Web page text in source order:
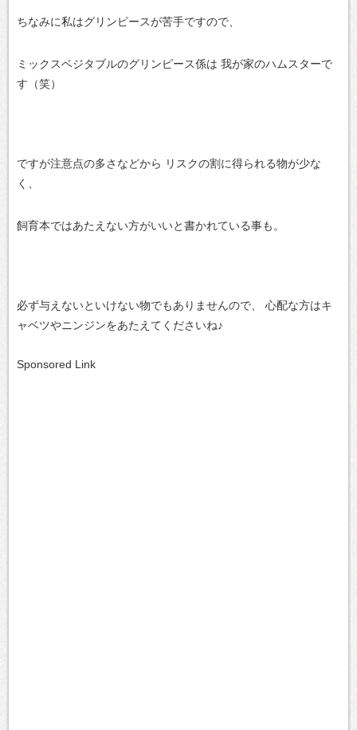
ちなみに私はグリンピースが苦手ですので、
ミックスベジタブルのグリンピース係は 我が家のハムスターで
す（笑）
ですが注意点の多さなどから リスクの割に得られる物が少な
く、
飼育本ではあたえない方がいいと書かれている事も。
必ず与えないといけない物でもありませんので、
心配な方はキ
ャベツやニンジンをあたえてくださいね♪
Sponsored Link